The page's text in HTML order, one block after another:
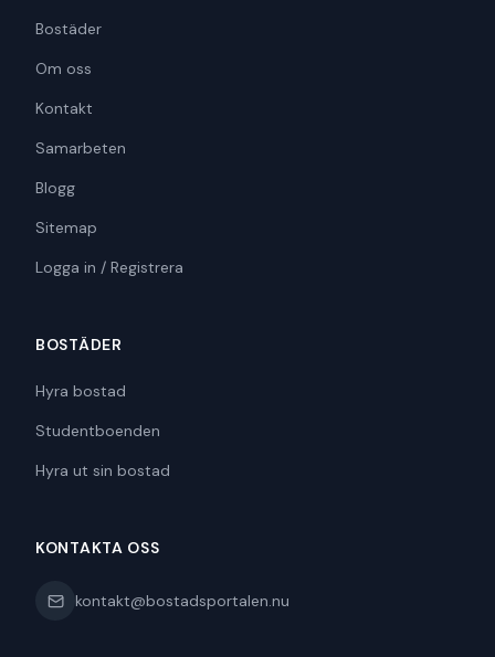
Bostäder
Om oss
Kontakt
Samarbeten
Blogg
Sitemap
Logga in / Registrera
BOSTÄDER
Hyra bostad
Studentboenden
Hyra ut sin bostad
KONTAKTA OSS
kontakt@bostadsportalen.nu